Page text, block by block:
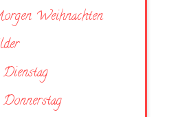
Weihnachten